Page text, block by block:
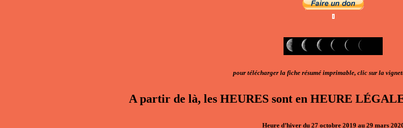
pour télécharger la fiche résumé imprimable, clic sur la
A partir de là, les HEURES sont en HEURE
Heure d’hiver du 27 octobre 2019 au 29 mars